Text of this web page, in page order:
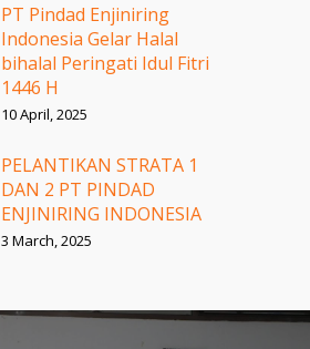
PT Pindad Enjiniring
Indonesia Gelar Halal
bihalal Peringati Idul Fitri
1446 H
10 April, 2025
PELANTIKAN STRATA 1
DAN 2 PT PINDAD
ENJINIRING INDONESIA
3 March, 2025